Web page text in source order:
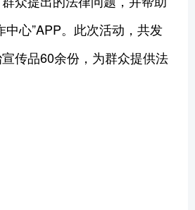
中心”APP。此次活动，共发
传品60余份，为群众提供法